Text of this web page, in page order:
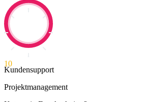
10
Kundensupport
Projektmanagement